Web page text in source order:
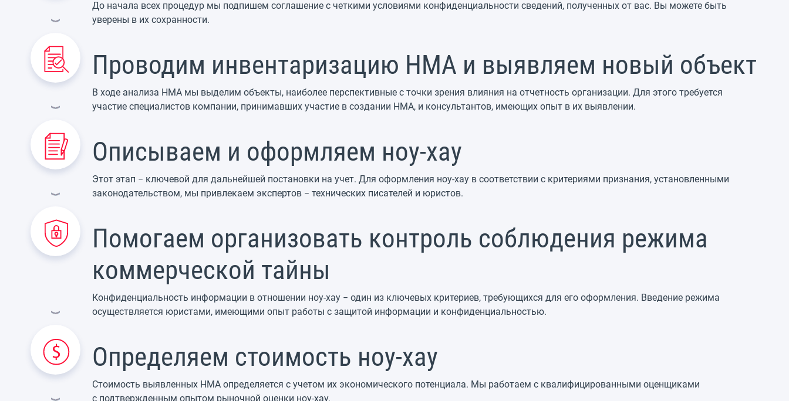
До начала всех процедур мы подпишем соглашение с четкими условиями конфиденциальности сведений, полученных от вас. Вы можете быть
уверены в их сохранности.
Проводим инвентаризацию НМА и выявляем новый объект
В ходе анализа НМА мы выделим объекты, наиболее перспективные с точки зрения влияния на отчетность организации. Для этого требуется
участие специалистов компании, принимавших участие в создании НМА, и консультантов, имеющих опыт в их выявлении.
Описываем и оформляем ноу-хау
Этот этап − ключевой для дальнейшей постановки на учет. Для оформления ноу-хау в соответствии с критериями признания, установленными
законодательством, мы привлекаем экспертов − технических писателей и юристов.
Помогаем организовать контроль соблюдения режима
коммерческой тайны
Конфиденциальность информации в отношении ноу-хау − один из ключевых критериев, требующихся для его оформления. Введение режима
осуществляется юристами, имеющими опыт работы с защитой информации и конфиденциальностью.
Определяем стоимость ноу-хау
Стоимость выявленных НМА определяется с учетом их экономического потенциала. Мы работаем с квалифицированными оценщиками
с подтвержденным опытом рыночной оценки ноу-хау.